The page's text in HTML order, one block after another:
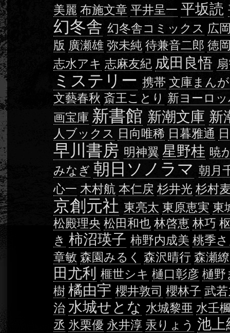
美麗 布施文章 平井呈一 平坂読
幻冬舎 幻冬舎コミックス 広
版 廣瀬雄 弥未純 待兼音二郎 徳
志水アキ 志麻友紀 成田良悟
ミステリー 携帯 文庫まん
文藝春秋 斎王ことり 新ヨーロ
画宝庫 新書館 新潮文庫 新
人ブックス 日向唯稀 日暮雅通
早川書房 明神翼 星野桂 暁
みなぎ 朝日ソノラマ 朝月
心一 木村航 本仁戻 杉井光 杉村
京創元社 東亮太 東原恵実 東
松殿理央 松田和也 林啓恵 林巧
き 柿沼瑛子 柿野内成美 桃季
章敏 森園みるく 森沢晴行 森瀬繚
田尤利 榧世シキ 樋口彰彦 樋野
樹 橘由宇 櫻井敦司 櫻林子 武
治 水城せとな 水城黎亜 水壬
丞 氷栗優 永井淳 汞りょう 池上